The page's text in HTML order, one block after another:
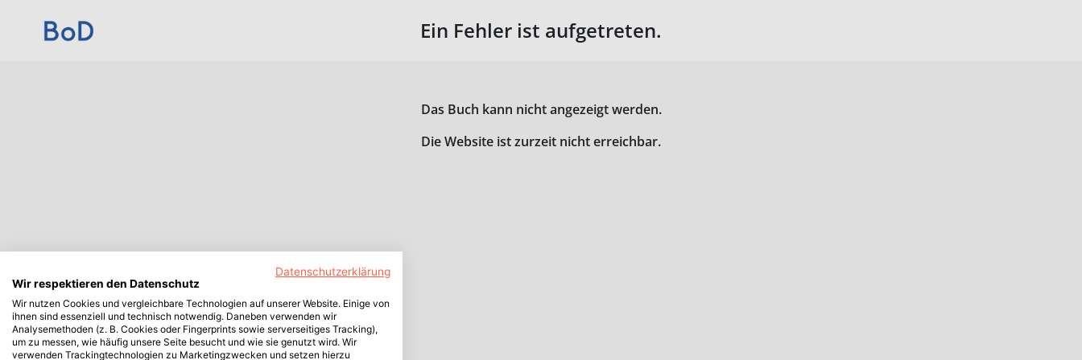
Ein Fehler ist aufgetreten.
Das Buch kann nicht angezeigt werden.
Die Website ist zurzeit nicht erreichbar.
Datenschutzerklärung
Wir respektieren den Datenschutz
Wir nutzen Cookies und vergleichbare Technologien auf unserer Website. Einige von
ihnen sind essenziell und technisch notwendig. Daneben verwenden wir
Analysemethoden (z. B. Cookies oder Fingerprints sowie serverseitiges Tracking),
um zu messen, wie häufig unsere Seite besucht und wie sie genutzt wird. Wir
verwenden Trackingtechnologien zu Marketingzwecken und setzen hierzu